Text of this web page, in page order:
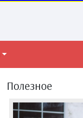
Полезное